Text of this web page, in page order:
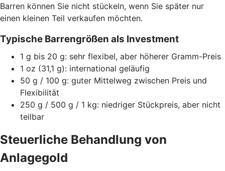
Barren können Sie nicht stückeln, wenn Sie später nur
einen kleinen Teil verkaufen möchten.
Typische Barrengrößen als Investment
1 g bis 20 g: sehr flexibel, aber höherer Gramm-Preis
1 oz (31,1 g): international geläufig
50 g / 100 g: guter Mittelweg zwischen Preis und
Flexibilität
250 g / 500 g / 1 kg: niedriger Stückpreis, aber nicht
teilbar
Steuerliche Behandlung von
Anlagegold